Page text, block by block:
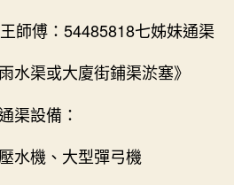
師傅：54485818七姊妹通渠
水渠或大廈街鋪渠淤塞》
渠設備：
水機、大型彈弓機